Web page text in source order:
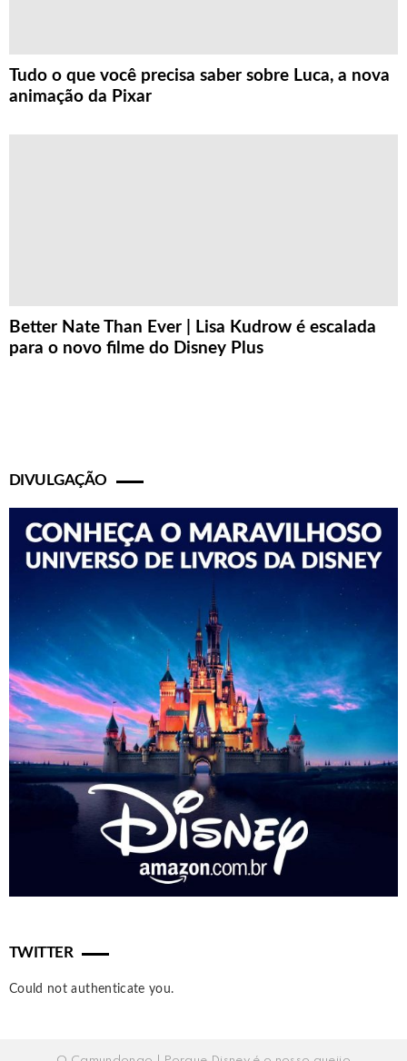
Tudo o que você precisa saber sobre Luca, a nova
animação da Pixar
Better Nate Than Ever | Lisa Kudrow é escalada
para o novo filme do Disney Plus
DIVULGAÇÃO
TWITTER
Could not authenticate you.